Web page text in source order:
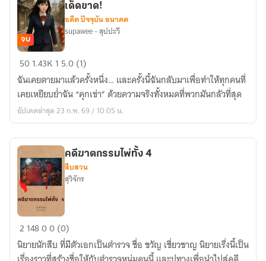
เกิด
ใหม่
ครั้ง
นี้
ฉัน
ไม่
ยอม
ตาย(โง่ๆ)อีก
เด็ด
ขาด!
จบ
เด็ดขาด!
อดีต ปัจจุบัน อนาคต
supawee - สุปปะวี
501.43K 1 5.0 (1)
ฉันเคยตายมาแล้วครั้งหนึ่ง… และครั้งนี้ฉันกลับมาเพื่อทำให้ทุกคนที่
เคยเหยียบย่ำฉัน “คุกเข่า” ด้วยความจริงทั้งหมดที่พวกมันกลัวที่สุด
อัปเดตล่าสุด 23 ก.พ. 69 / 10:05 น.
คดี
ฆาตกรรม
ไพ่
คดีฆาตกรรมไพ่ทั้ง 4
สืบสวน
สุวิจักร
2 14800 (0)
นิยายนักสืบ ที่มีตัวเอกเป็นตำรวจ ชื่อ ชวัญ เชี่ยวชาญ นิยายเรื่ิงนี้เป็น